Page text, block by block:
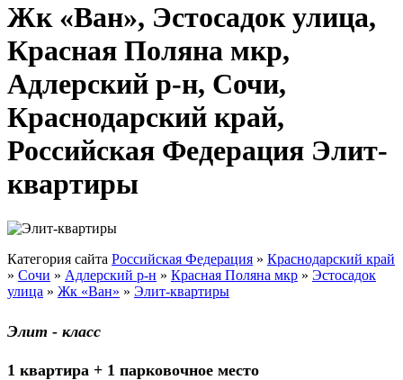
Жк «Ван», Эстосадок улица,
Красная Поляна мкр,
Адлерский р-н, Сочи,
Краснодарский край,
Российская Федерация Элит-
квартиры
Категория сайта Российская Федерация » Краснодарский край
» Сочи » Адлерский р-н » Красная Поляна мкр » Эстосадок
улица » Жк «Ван» » Элит-квартиры
Элит - класс
1 квартира + 1 парковочное место